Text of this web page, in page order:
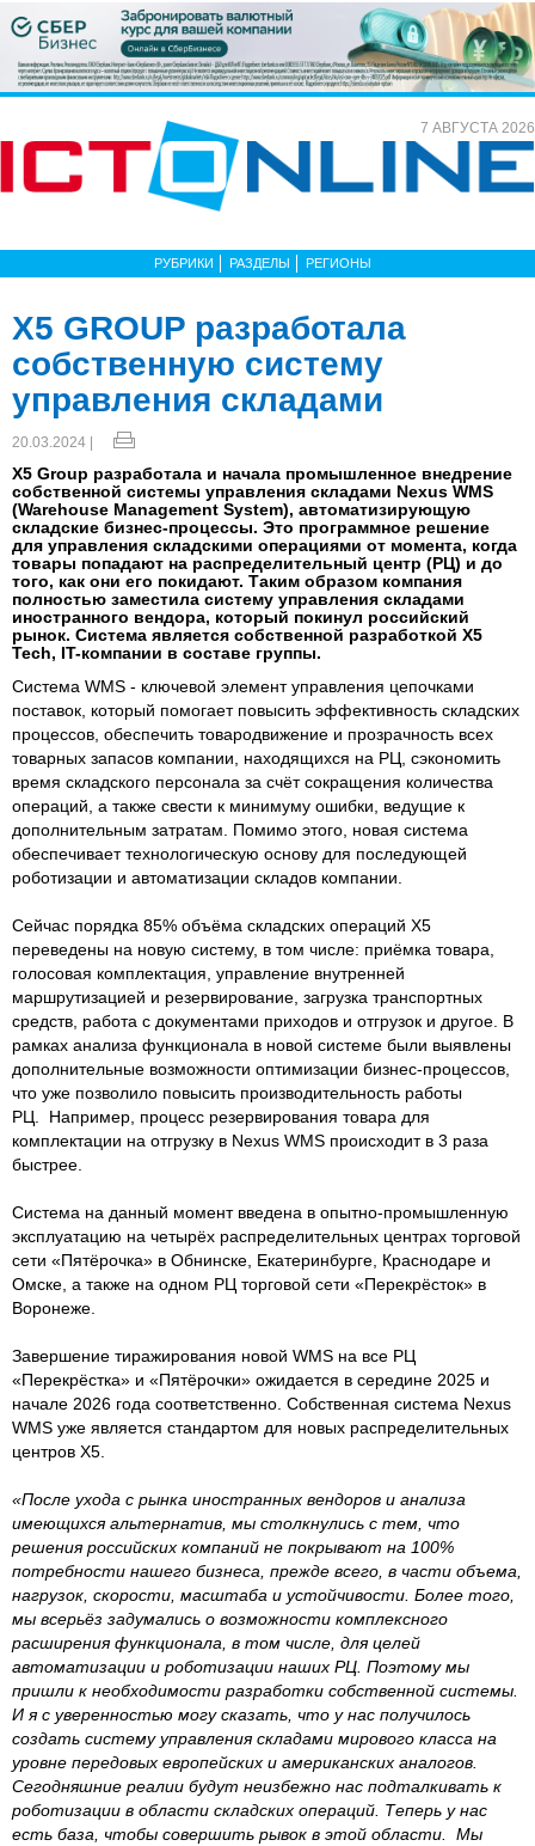
7 АВГУСТА 2026
РУБРИКИ РАЗДЕЛЫ РЕГИОНЫ
X5 GROUP разработала
собственную систему
управления складами
20.03.2024 |
Х5 Group разработала и начала промышленное внедрение
собственной системы управления складами Nexus WMS
(Warehouse Management System), автоматизирующую
складские бизнес-процессы. Это программное решение
для управления складскими операциями от момента, когда
товары попадают на распределительный центр (РЦ) и до
того, как они его покидают. Таким образом компания
полностью заместила систему управления складами
иностранного вендора, который покинул российский
рынок. Система является собственной разработкой X5
Tech, IT-компании в составе группы.
Система WMS - ключевой элемент управления цепочками
поставок, который помогает повысить эффективность складских
процессов, обеспечить товародвижение и прозрачность всех
товарных запасов компании, находящихся на РЦ, сэкономить
время складского персонала за счёт сокращения количества
операций, а также свести к минимуму ошибки, ведущие к
дополнительным затратам. Помимо этого, новая система
обеспечивает технологическую основу для последующей
роботизации и автоматизации складов компании.
Сейчас порядка 85% объёма складских операций Х5
переведены на новую систему, в том числе: приёмка товара,
голосовая комплектация, управление внутренней
маршрутизацией и резервирование, загрузка транспортных
средств, работа с документами приходов и отгрузок и другое. В
рамках анализа функционала в новой системе были выявлены
дополнительные возможности оптимизации бизнес-процессов,
что уже позволило повысить производительность работы
РЦ. Например, процесс резервирования товара для
комплектации на отгрузку в Nexus WMS происходит в 3 раза
быстрее.
Система на данный момент введена в опытно-промышленную
эксплуатацию на четырёх распределительных центрах торговой
сети «Пятёрочка» в Обнинске, Екатеринбурге, Краснодаре и
Омске, а также на одном РЦ торговой сети «Перекрёсток» в
Воронеже.
Завершение тиражирования новой WMS на все РЦ
«Перекрёстка» и «Пятёрочки» ожидается в середине 2025 и
начале 2026 года соответственно. Собственная система Nexus
WMS уже является стандартом для новых распределительных
центров Х5.
«После ухода с рынка иностранных вендоров и анализа
имеющихся альтернатив, мы столкнулись с тем, что
решения российских компаний не покрывают на 100%
потребности нашего бизнеса, прежде всего, в части объема,
нагрузок, скорости, масштаба и устойчивости. Более того,
мы всерьёз задумались о возможности комплексного
расширения функционала, в том числе, для целей
автоматизации и роботизации наших РЦ. Поэтому мы
пришли к необходимости разработки собственной системы.
И я с уверенностью могу сказать, что у нас получилось
создать систему управления складами мирового класса на
уровне передовых европейских и американских аналогов.
Сегодняшние реалии будут неизбежно нас подталкивать к
роботизации в области складских операций. Теперь у нас
есть база, чтобы совершить рывок в этой области. Мы